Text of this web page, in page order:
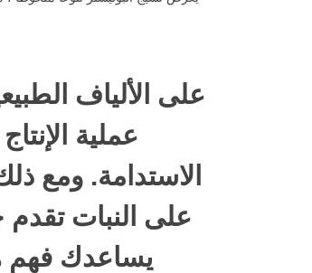
على الألياف
عملية
الاستدامة. ومع
على النبات تقدم
يساعدك فهم